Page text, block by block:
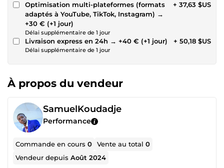
Optimisation multi-plateformes (formats
adaptés à YouTube, TikTok, Instagram) →
+30 € (+1 jour)
Délai supplémentaire de 1 jour
+ 37,63 $US
Livraison express en 24h → +40 € (+1 jour)
Délai supplémentaire de 1 jour
+ 50,18 $US
À propos du vendeur
SamuelKoudadje
Performance
Commande en cours0 Vente au total0
Vendeur depuisAoût 2024